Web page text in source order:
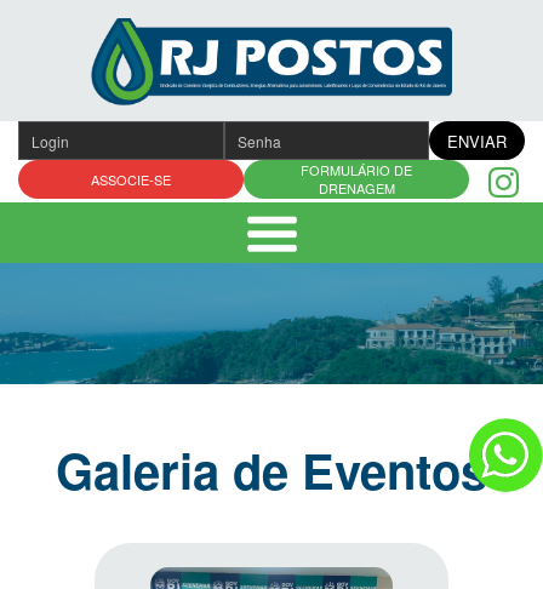
conteúdo
ENVIAR
ASSOCIE-SE
FORMULÁRIO DE
DRENAGEM
Galeria de Eventos